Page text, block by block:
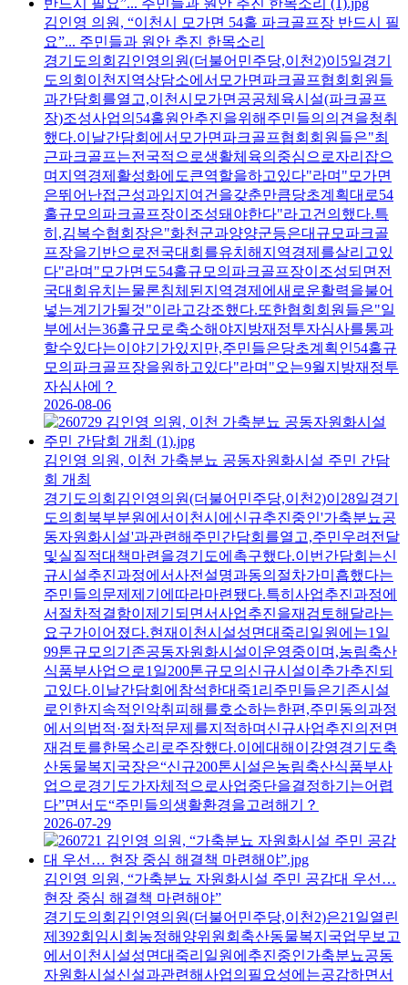
김인영 의원, “이천시 모가면 54홀 파크골프장 반드시 필
요”... 주민들과 원안 추진 한목소리
경기도의회김인영의원(더불어민주당,이천2)이5일경기
도의회이천지역상담소에서모가면파크골프협회회원들
과간담회를열고,이천시모가면공공체육시설(파크골프
장)조성사업의54홀원안추진을위해주민들의의견을청취
했다.이날간담회에서모가면파크골프협회회원들은"최
근파크골프는전국적으로생활체육의중심으로자리잡으
며지역경제활성화에도큰역할을하고있다"라며"모가면
은뛰어난접근성과입지여건을갖춘만큼당초계획대로54
홀규모의파크골프장이조성돼야한다"라고건의했다.특
히,김복수협회장은"화천군과양양군등은대규모파크골
프장을기반으로전국대회를유치해지역경제를살리고있
다"라며"모가면도54홀규모의파크골프장이조성되면전
국대회유치는물론침체된지역경제에새로운활력을불어
넣는계기가될것"이라고강조했다.또한협회회원들은"일
부에서는36홀규모로축소해야지방재정투자심사를통과
할수있다는이야기가있지만,주민들은당초계획인54홀규
모의파크골프장을원하고있다"라며"오는9월지방재정투
자심사에？
2026-08-06
김인영 의원, 이천 가축분뇨 공동자원화시설 주민 간담
회 개최
경기도의회김인영의원(더불어민주당,이천2)이28일경기
도의회북부분원에서이천시에신규추진중인'가축분뇨공
동자원화시설'과관련해주민간담회를열고,주민우려전달
및실질적대책마련을경기도에촉구했다.이번간담회는신
규시설추진과정에서사전설명과동의절차가미흡했다는
주민들의문제제기에따라마련됐다.특히사업추진과정에
서절차적결함이제기되면서사업추진을재검토해달라는
요구가이어졌다.현재이천시설성면대죽리일원에는1일
99톤규모의기존공동자원화시설이운영중이며,농림축산
식품부사업으로1일200톤규모의신규시설이추가추진되
고있다.이날간담회에참석한대죽1리주민들은기존시설
로인한지속적인악취피해를호소하는한편,주민동의과정
에서의법적·절차적문제를지적하며신규사업추진의전면
재검토를한목소리로주장했다.이에대해이강영경기도축
산동물복지국장은“신규200톤시설은농림축산식품부사
업으로경기도가자체적으로사업중단을결정하기는어렵
다”면서도“주민들의생활환경을고려해기？
2026-07-29
김인영 의원, “가축분뇨 자원화시설 주민 공감대 우선…
현장 중심 해결책 마련해야”
경기도의회김인영의원(더불어민주당,이천2)은21일열린
제392회임시회농정해양위원회축산동물복지국업무보고
에서이천시설성면대죽리일원에추진중인가축분뇨공동
자원화시설신설과관련해사업의필요성에는공감하면서